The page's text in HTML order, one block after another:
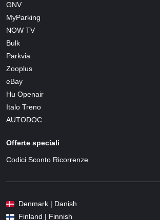
GNV
MyParking
NOW TV
Bulk
Parkvia
Zooplus
eBay
Hu Openair
Italo Treno
AUTODOC
Offerte speciali
Codici Sconto Ricorrenze
Denmark | Danish
Finland | Finnish